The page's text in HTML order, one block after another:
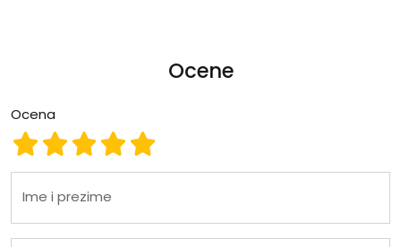
Ocene
Ocena
Ocena 5
Ocena 4
Ocena 3
Ocena 2
Ocena 1
Ime i prezime